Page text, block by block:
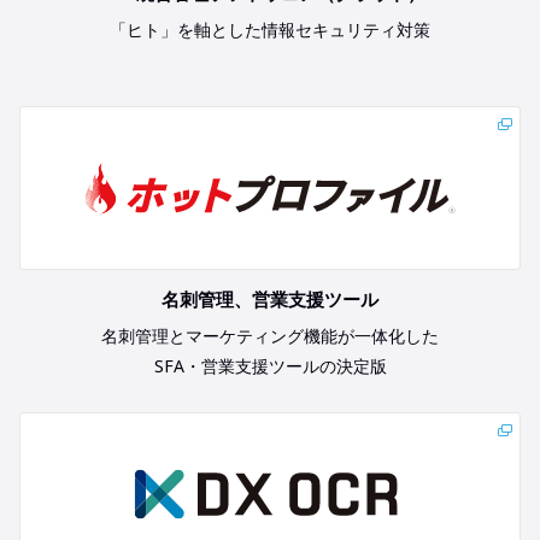
「ヒト」を軸とした情報セキュリティ対策
名刺管理、営業支援ツール
名刺管理とマーケティング機能が一体化した
SFA・営業支援ツールの決定版